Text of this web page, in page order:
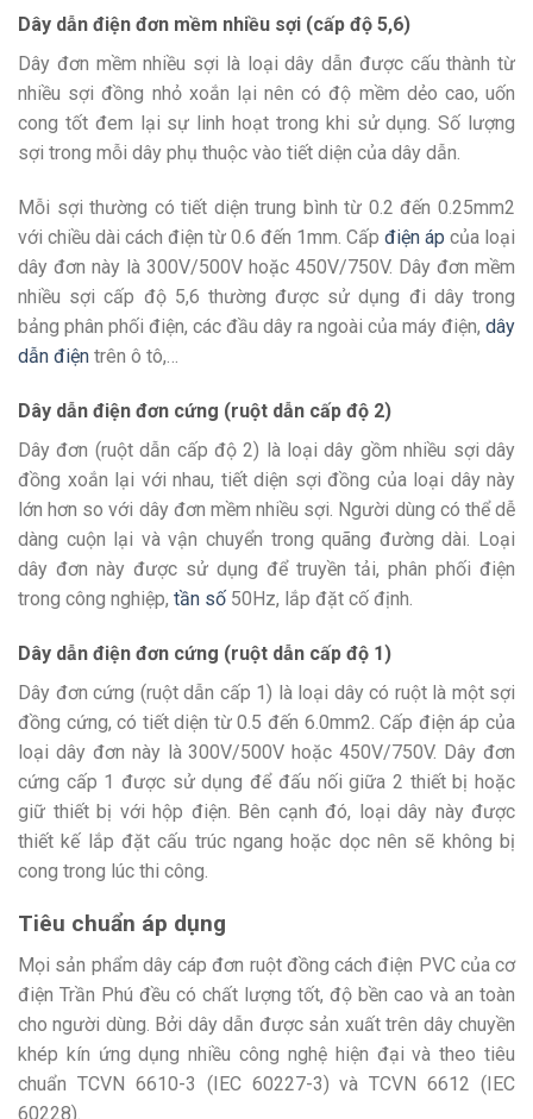
Dây dẫn điện đơn mềm nhiều sợi (cấp độ 5,6)
Dây đơn mềm nhiều sợi là loại dây dẫn được cấu thành từ
nhiều sợi đồng nhỏ xoắn lại nên có độ mềm dẻo cao, uốn
cong tốt đem lại sự linh hoạt trong khi sử dụng. Số lượng
sợi trong mỗi dây phụ thuộc vào tiết diện của dây dẫn.
Mỗi sợi thường có tiết diện trung bình từ 0.2 đến 0.25mm2
với chiều dài cách điện từ 0.6 đến 1mm. Cấp điện áp của loại
dây đơn này là 300V/500V hoặc 450V/750V. Dây đơn mềm
nhiều sợi cấp độ 5,6 thường được sử dụng đi dây trong
bảng phân phối điện, các đầu dây ra ngoài của máy điện, dây
dẫn điện trên ô tô,…
Dây dẫn điện đơn cứng (ruột dẫn cấp độ 2)
Dây đơn (ruột dẫn cấp độ 2) là loại dây gồm nhiều sợi dây
đồng xoắn lại với nhau, tiết diện sợi đồng của loại dây này
lớn hơn so với dây đơn mềm nhiều sợi. Người dùng có thể dễ
dàng cuộn lại và vận chuyển trong quãng đường dài. Loại
dây đơn này được sử dụng để truyền tải, phân phối điện
trong công nghiệp, tần số 50Hz, lắp đặt cố định.
Dây dẫn điện đơn cứng (ruột dẫn cấp độ 1)
Dây đơn cứng (ruột dẫn cấp 1) là loại dây có ruột là một sợi
đồng cứng, có tiết diện từ 0.5 đến 6.0mm2. Cấp điện áp của
loại dây đơn này là 300V/500V hoặc 450V/750V. Dây đơn
cứng cấp 1 được sử dụng để đấu nối giữa 2 thiết bị hoặc
giữ thiết bị với hộp điện. Bên cạnh đó, loại dây này được
thiết kế lắp đặt cấu trúc ngang hoặc dọc nên sẽ không bị
cong trong lúc thi công.
Tiêu chuẩn áp dụng
Mọi sản phẩm dây cáp đơn ruột đồng cách điện PVC của cơ
điện Trần Phú đều có chất lượng tốt, độ bền cao và an toàn
cho người dùng. Bởi dây dẫn được sản xuất trên dây chuyền
khép kín ứng dụng nhiều công nghệ hiện đại và theo tiêu
chuẩn TCVN 6610-3 (IEC 60227-3) và TCVN 6612 (IEC
60228).